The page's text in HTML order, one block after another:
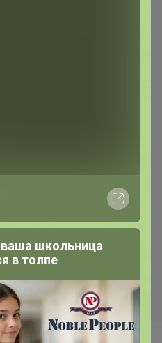
626р
Мягкая игрушка плюшевая
школьница
в толпе